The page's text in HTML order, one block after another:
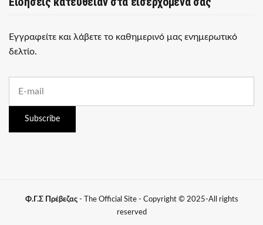
Εγγραφείτε και λάβετε το καθημερινό μας ενημερωτικό
δελτίο.
a
Subscribe
Φ.Γ.Σ Πρέβεζας- The Official Site - Copyright © 2025-All rights
reserved